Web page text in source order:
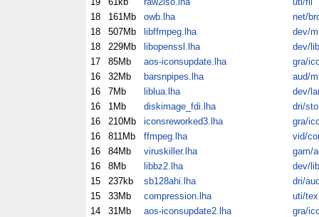
18
161Mb owb.lha
net/
18
507Mb libffmpeg.lha
dev/
18
229Mb libopenssl.lha
dev/
17
85Mb aos-iconsupdate.lha
gra/
16
32Mb barsnpipes.lha
aud/
16
7Mb liblua.lha
dev/
16
1Mb diskimage_fdi.lha
dri/sto
16
210Mb iconsreworked3.lha
gra/
16
811Mb ffmpeg.lha
vid/
16
84Mb viruskiller.lha
gam/
16
8Mb libbz2.lha
dev/
15
237kb sb128ahi.lha
dri/
15
33Mb compression.lha
uti/tex
14
31Mb aos-iconsupdate2.lha
gra/